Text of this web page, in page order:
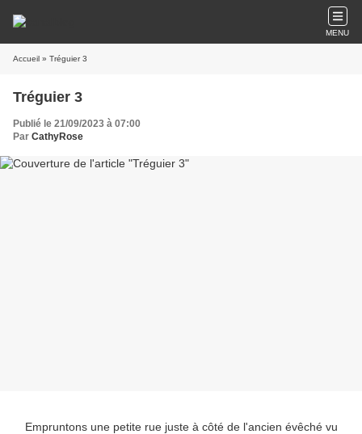
MENU
Accueil » Tréguier 3
Tréguier 3
Publié le 21/09/2023 à 07:00
Par CathyRose
Empruntons une petite rue juste à côté de l'ancien évêché vu